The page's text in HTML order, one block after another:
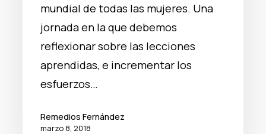
mundial de todas las mujeres. Una
jornada en la que debemos
reflexionar sobre las lecciones
aprendidas, e incrementar los
esfuerzos…
Remedios Fernández
marzo 8, 2018